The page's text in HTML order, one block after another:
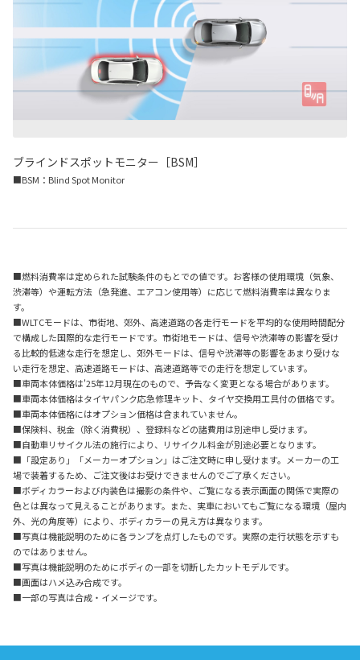
ブラインドスポットモニター［BSM］
■BSM：Blind Spot Monitor
■燃料消費率は定められた試験条件のもとでの値です。お客様の使用環境（気象、
渋滞等）や運転方法（急発進、エアコン使用等）に応じて燃料消費率は異なりま
す。
■WLTCモードは、市街地、郊外、高速道路の各走行モードを平均的な使用時間配分
で構成した国際的な走行モードです。市街地モードは、信号や渋滞等の影響を受け
る比較的低速な走行を想定し、郊外モードは、信号や渋滞等の影響をあまり受けな
い走行を想定、高速道路モードは、高速道路等での走行を想定しています。
■車両本体価格は'25年12月現在のもので、予告なく変更となる場合があります。
■車両本体価格はタイヤパンク応急修理キット、タイヤ交換用工具付の価格です。
■車両本体価格にはオプション価格は含まれていません。
■保険料、税金（除く消費税）、登録料などの諸費用は別途申し受けます。
■自動車リサイクル法の施行により、リサイクル料金が別途必要となります。
■「設定あり」「メーカーオプション」はご注文時に申し受けます。メーカーの工
場で装着するため、ご注文後はお受けできませんのでご了承ください。
■ボディカラーおよび内装色は撮影の条件や、ご覧になる表示画面の関係で実際の
色とは異なって見えることがあります。また、実車においてもご覧になる環境（屋内
外、光の角度等）により、ボディカラーの見え方は異なります。
■写真は機能説明のために各ランプを点灯したものです。実際の走行状態を示すも
のではありません。
■写真は機能説明のためにボディの一部を切断したカットモデルです。
■画面はハメ込み合成です。
■一部の写真は合成・イメージです。